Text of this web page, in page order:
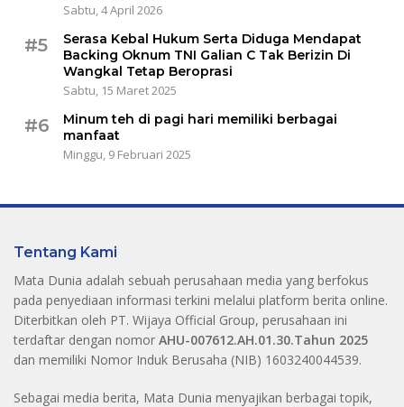
Sabtu, 4 April 2026
#5
Serasa Kebal Hukum Serta Diduga Mendapat
Backing Oknum TNI Galian C Tak Berizin Di
Wangkal Tetap Beroprasi
Sabtu, 15 Maret 2025
#6
Minum teh di pagi hari memiliki berbagai
manfaat
Minggu, 9 Februari 2025
Tentang Kami
Mata Dunia adalah sebuah perusahaan media yang berfokus
pada penyediaan informasi terkini melalui platform berita online.
Diterbitkan oleh PT. Wijaya Official Group, perusahaan ini
terdaftar dengan nomor AHU-007612.AH.01.30.Tahun 2025
dan memiliki Nomor Induk Berusaha (NIB) 1603240044539.
Sebagai media berita, Mata Dunia menyajikan berbagai topik,